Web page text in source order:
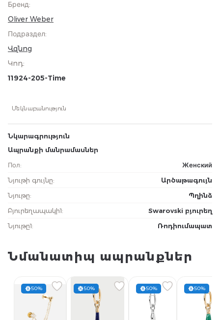
Бренд:
Oliver Weber
Подраздел:
Վզնոց
Կոդ:
11924-205-Time
Մեկնաբանություն
Նկարագրություն
Ապրանքի մանրամասներ
Пол:
Женский
Նյութի գույնը:
Արծաթագույն
Նյութը:
Պղինձ
Բյուրեղապակի1:
Swarovski բյուրեղ
Նյութը1: Ռոդիումապատ
Նմանատիպ ապրանքներ
50% 50% 50% 50%